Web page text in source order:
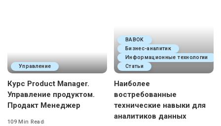
Управление
Курс Product Manager.
Управление продуктом.
Продакт Менеджер
109 Min Read
BABOK
Бизнес-аналитик
Информационные технологии
Статьи
Наиболее
востребованные
технические навыки для
аналитиков данных